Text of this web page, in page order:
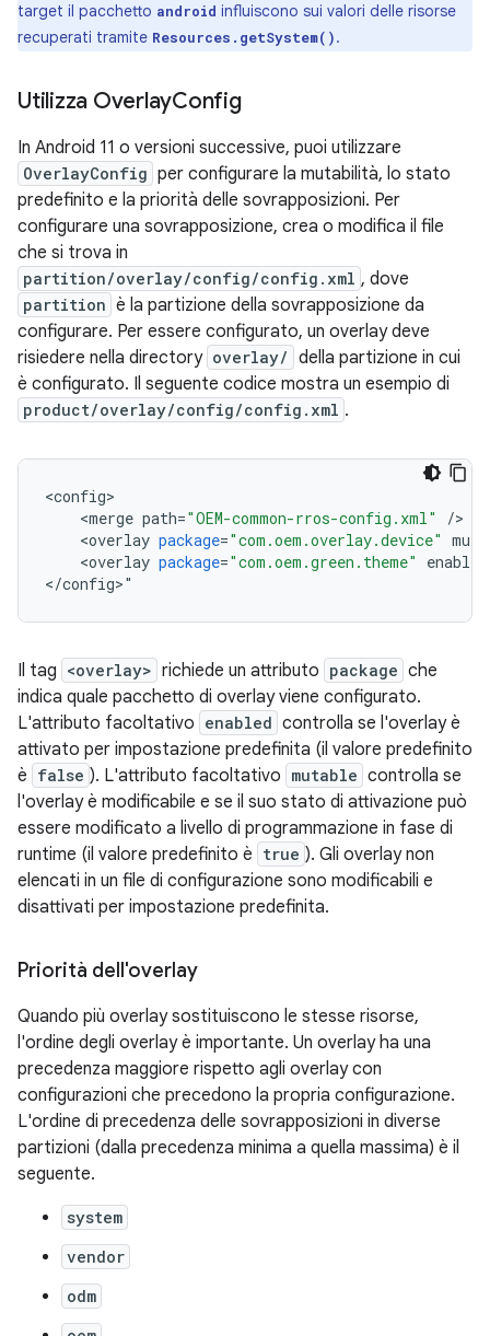
target il pacchetto android influiscono sui valori delle risorse
recuperati tramite Resources.getSystem().
Utilizza OverlayConfig
In Android 11 o versioni successive, puoi utilizzare
OverlayConfig per configurare la mutabilità, lo stato
predefinito e la priorità delle sovrapposizioni. Per
configurare una sovrapposizione, crea o modifica il file
che si trova in
partition/overlay/config/config.xml , dove
partition è la partizione della sovrapposizione da
configurare. Per essere configurato, un overlay deve
risiedere nella directory overlay/ della partizione in cui
è configurato. Il seguente codice mostra un esempio di
product/overlay/config/config.xml .
<config
<merge path="OEM-common-rros-config.xml" /
<overlay package="com.oem.overlay.device"
<overlay package="com.oem.green.theme" enabled
</config>"
Il tag <overlay> richiede un attributo package che
indica quale pacchetto di overlay viene configurato.
L'attributo facoltativo enabled controlla se l'overlay è
attivato per impostazione predefinita (il valore predefinito
è false ). L'attributo facoltativo mutable controlla se
l'overlay è modificabile e se il suo stato di attivazione può
essere modificato a livello di programmazione in fase di
runtime (il valore predefinito è true ). Gli overlay non
elencati in un file di configurazione sono modificabili e
disattivati per impostazione predefinita.
Priorità dell'overlay
Quando più overlay sostituiscono le stesse risorse,
l'ordine degli overlay è importante. Un overlay ha una
precedenza maggiore rispetto agli overlay con
configurazioni che precedono la propria configurazione.
L'ordine di precedenza delle sovrapposizioni in diverse
partizioni (dalla precedenza minima a quella massima) è il
seguente.
system
vendor
odm